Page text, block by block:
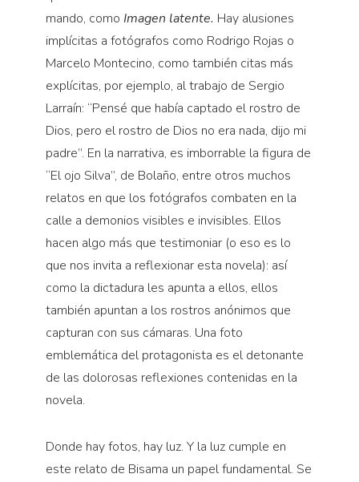
mando, como Imagen latente. Hay alusiones
implícitas a fotógrafos como Rodrigo Rojas o
Marcelo Montecino, como también citas más
explícitas, por ejemplo, al trabajo de Sergio
Larraín: “Pensé que había captado el rostro de
Dios, pero el rostro de Dios no era nada, dijo mi
padre”. En la narrativa, es imborrable la figura de
“El ojo Silva”, de Bolaño, entre otros muchos
relatos en que los fotógrafos combaten en la
calle a demonios visibles e invisibles. Ellos
hacen algo más que testimoniar (o eso es lo
que nos invita a reflexionar esta novela): así
como la dictadura les apunta a ellos, ellos
también apuntan a los rostros anónimos que
capturan con sus cámaras. Una foto
emblemática del protagonista es el detonante
de las dolorosas reflexiones contenidas en la
novela.
Donde hay fotos, hay luz. Y la luz cumple en
este relato de Bisama un papel fundamental. Se